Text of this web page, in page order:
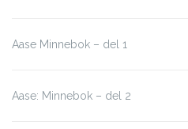
Aase Minnebok – del 1
Aase: Minnebok – del 2